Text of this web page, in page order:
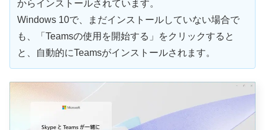
からインストールされています。
Windows 10で、まだインストールしていない場合で
も、「Teamsの使用を開始する」をクリックすると
と、自動的にTeamsがインストールされます。